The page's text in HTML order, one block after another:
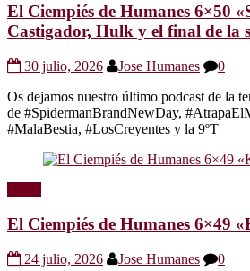
El Ciempiés de Humanes 6×50
Castigador, Hulk y el final de la
30 julio, 2026 Jose Humanes
0
Os dejamos nuestro último podcast de la
de #SpidermanBrandNewDay,
#MalaBestia, #LosCreyentes y la 9ºT
El Ciempiés de Humanes 6×49
24 julio, 2026 Jose Humanes 0